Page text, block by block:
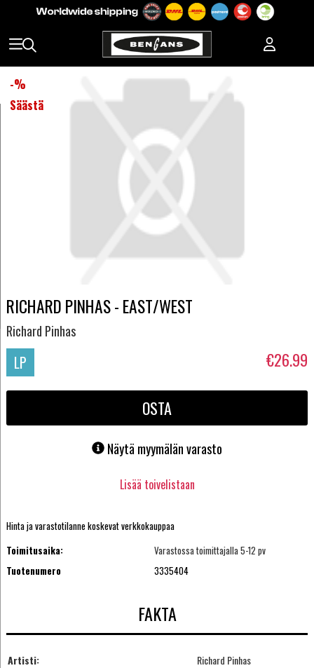
-%
Säästä
RICHARD PINHAS - EAST/WEST
Richard Pinhas
LP €26.99
OSTA
Näytä myymälän varasto
Lisää toivelistaan
Hinta ja varastotilanne koskevat verkkokauppaa
Toimitusaika:
Varastossa toimittajalla 5-12 pv
Tuotenumero
3335404
FAKTA
Artisti:
Richard Pinhas